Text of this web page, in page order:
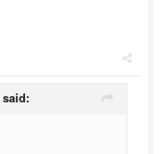
said: